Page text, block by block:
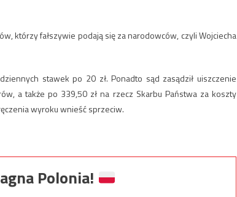
którzy fałszywie podają się za narodowców, czyli Wojciecha
stawek po 20 zł. Ponadto sąd zasądził uiszczenie
a także po 339,50 zł na rzecz Skarbu Państwa za koszty
wyroku wnieść sprzeciw.
Polonia!